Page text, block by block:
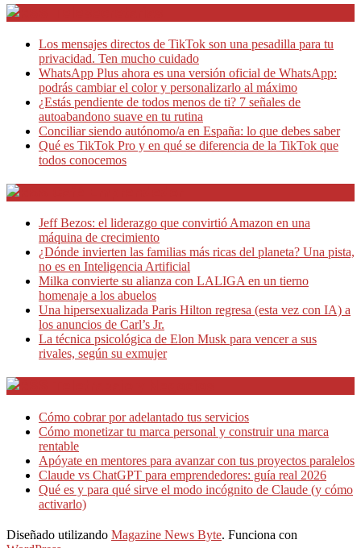
Los mensajes directos de TikTok son una pesadilla para tu
privacidad. Ten mucho cuidado
WhatsApp Plus ahora es una versión oficial de WhatsApp:
podrás cambiar el color y personalizarlo al máximo
¿Estás pendiente de todos menos de ti? 7 señales de
autoabandono suave en tu rutina
Conciliar siendo autónomo/a en España: lo que debes saber
Qué es TikTok Pro y en qué se diferencia de la TikTok que
todos conocemos
Jeff Bezos: el liderazgo que convirtió Amazon en una
máquina de crecimiento
¿Dónde invierten las familias más ricas del planeta? Una pista,
no es en Inteligencia Artificial
Milka convierte su alianza con LALIGA en un tierno
homenaje a los abuelos
Una hipersexualizada Paris Hilton regresa (esta vez con IA) a
los anuncios de Carl’s Jr.
La técnica psicológica de Elon Musk para vencer a sus
rivales, según su exmujer
Cómo cobrar por adelantado tus servicios
Cómo monetizar tu marca personal y construir una marca
rentable
Apóyate en mentores para avanzar con tus proyectos paralelos
Claude vs ChatGPT para emprendedores: guía real 2026
Qué es y para qué sirve el modo incógnito de Claude (y cómo
activarlo)
Diseñado utilizando Magazine News Byte. Funciona con